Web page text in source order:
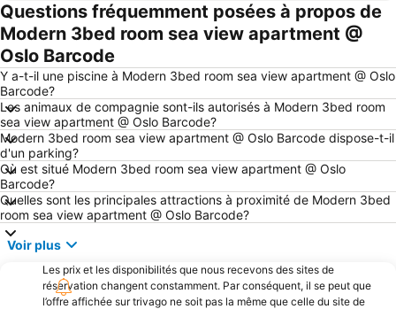
Gardermoen
Port d'Oslo
Europe from war to peace
Bjerke
Salle Omnisports Oslo Spektrum
Holmenkollen Ski Festival
Musée Munch
Brugata
GlasMagasinet
Akershus Festning
St. Hanshaugen
Musée Folklorique Norvégien
Rockefeller Music Hal
Torggata
Surveying the past
Arttalks
Christian Messel: Anyone for tennis?
Vieil Oslo
Sagene
Østensjø
Tremplin Holmenkollen
Questions fréquemment posées à propos de
Modern 3bed room sea view apartment @
Oslo Barcode
Y a-t-il une piscine à Modern 3bed room sea view apartment @ Oslo
Barcode?
Les animaux de compagnie sont-ils autorisés à Modern 3bed room
sea view apartment @ Oslo Barcode?
Modern 3bed room sea view apartment @ Oslo Barcode dispose-t-il
d'un parking?
Où est situé Modern 3bed room sea view apartment @ Oslo
Barcode?
Quelles sont les principales attractions à proximité de Modern 3bed
room sea view apartment @ Oslo Barcode?
Voir plus
Les prix et les disponibilités que nous recevons des sites de
réservation changent constamment. Par conséquent, il se peut que
l’offre affichée sur trivago ne soit pas la même que celle du site de